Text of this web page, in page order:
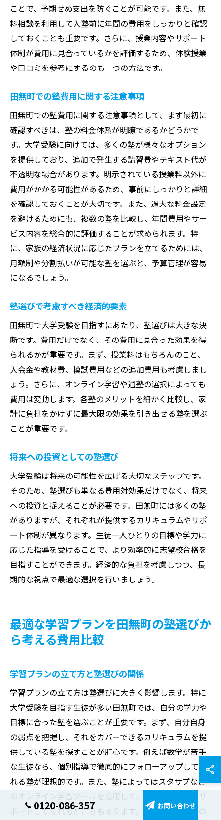
ことで、予期せぬ支出を防ぐことが可能です。また、無
料相談を利用して入塾前に年間の費用をしっかりと確認
しておくことも重要です。さらに、授業内容やサポート
体制が費用に見合っているかを評価するため、体験授業
や口コミを参考にするのも一つの方法です。
田無町での塾費用に関する注意事項
田無町での塾費用に関する注意事項として、まず最初に
確認すべきは、塾の料金体系が明瞭であるかどうかで
す。大学受験に向けては、多くの塾が様々なオプション
を提供しており、追加で発生する講習費やテキスト代が
不透明な場合があります。明示されている授業料以外に
費用がかかる可能性があるため、事前にしっかりと詳細
を確認しておくことが大切です。また、過大な料金設定
を避けるためにも、複数の塾を比較し、年間費用やサー
ビス内容を総合的に評価することが求められます。特
に、家族の経済状況に応じたプランを立てるためには、
月額制や分割払いが可能な塾を選ぶと、予算管理が容易
になるでしょう。
塾選びで考慮すべき経済的要素
田無町で大学受験を目指すにあたり、塾選びは大きな決
断です。費用だけでなく、その費用に見合った効果を得
られるかが重要です。まず、授業料はもちろんのこと、
入会金や教材費、模試費用などの追加費用も考慮しまし
ょう。さらに、オンライン学習や通塾の選択によっても
費用は変動します。各塾のメリットを細かく比較し、家
計に負担をかけずに最大限の効果を引き出せる塾を選ぶ
ことが重要です。
将来への投資としての塾選び
大学受験は将来の可能性を広げる大切なステップです。
そのため、塾選びも単なる費用対効果だけでなく、将来
への投資と捉えることが必要です。田無町には多くの塾
がありますが、それぞれが提供するカリキュラムやサポ
ート体制が異なります。生徒一人ひとりの目標や学力に
応じた指導を受けることで、より効率的に志望校合格を
目指すことができます。経済的な負担を考慮しつつ、長
期的な視点で最適な選択を行いましょう。
最適な学習プランを田無町の塾選びか
ら考える費用比較
学習プランの立て方と塾選びの関係
学習プランの立て方は塾選びに大きく影響します。特に
大学受験を目指す生徒が多い田無町では、自分の学力や
目標に合った塾を選ぶことが重要です。まず、自分自身
の弱点を把握し、それをカバーできるカリキュラムを提
供している塾を探すことが肝心です。例えば数学が苦手
な生徒なら、個別指導で徹底的にフォローアップしてく
れる塾が理想的です。また、塾によってはスタサプなど
のオンライン学習ツールを活用して、効率的な学習をサ
ポートしてくれるところもあります。このように、塾の
0120-086-357 お問い合わせ